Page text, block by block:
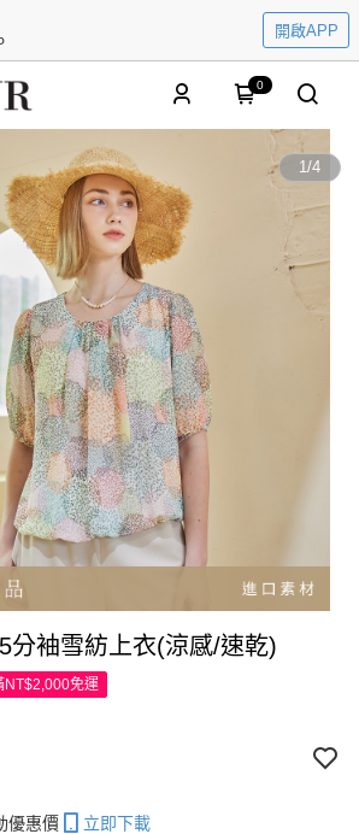
開啟APP
0
1/4
分袖雪紡上衣(涼感/速乾)
NT$2,000免運
優惠價
立即下載